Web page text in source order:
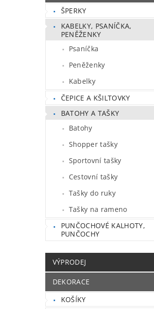
ŠPERKY
KABELKY, PSANÍČKA,
PENĚŽENKY
Psaníčka
Peněženky
Kabelky
ČEPICE A KŠILTOVKY
BATOHY A TAŠKY
Batohy
Shopper tašky
Sportovní tašky
Cestovní tašky
Tašky do ruky
Tašky na rameno
PUNČOCHOVÉ KALHOTY,
PUNČOCHY
VÝPRODEJ
DEKORACE
KOŠÍKY